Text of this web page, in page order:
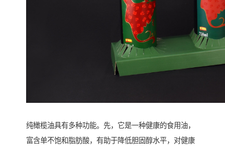
纯橄榄油具有多种功能。先，它是一种健康的食用油，
富含单不饱和脂肪酸，有助于降低胆固醇水平，对健康